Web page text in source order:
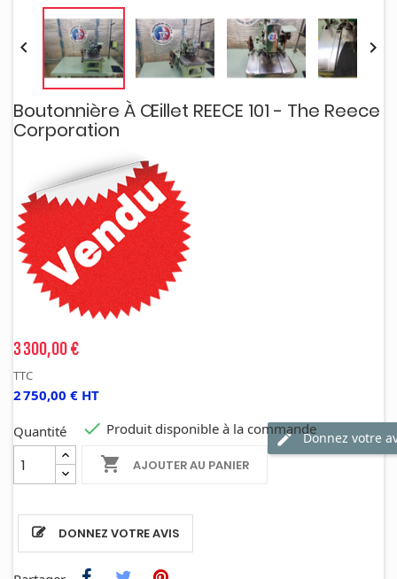
 
Boutonnière À Œillet REECE 101 - The Reece
Corporation
3 300,00 €
TTC
2 750,00 € HT
Quantité
 AJOUTER AU PANIER
 Produit disponible à la commande
DONNEZ VOTRE AVIS
Donnez votre